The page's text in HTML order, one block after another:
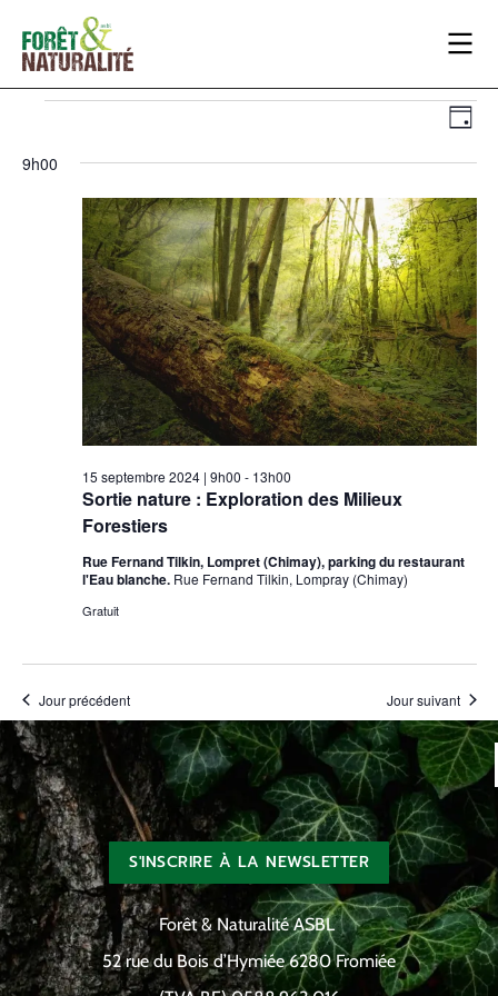
DE
Jour
9h00
Sortie nature : Exploration des Milieux
Forestiers
15 septembre 2024 | 9h00 - 13h00
Rue Fernand Tilkin, Lompret (Chimay), parking du restaurant
l'Eau blanche. Rue Fernand Tilkin, Lompray (Chimay)
Gratuit
Jour précédent Jour suivant
S'INSCRIRE À LA NEWSLETTER
Forêt & Naturalité ASBL
52 rue du Bois d’Hymiée 6280 Fromiée